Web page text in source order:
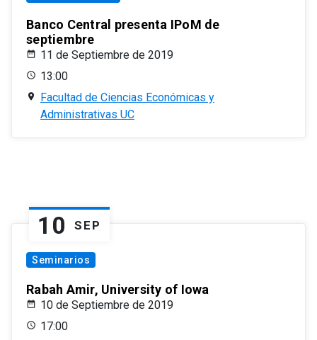
Banco Central presenta IPoM de
septiembre
11 de Septiembre de 2019
13:00
Facultad de Ciencias Económicas y
Administrativas UC
10 SEP
Seminarios
Rabah Amir, University of Iowa
10 de Septiembre de 2019
17:00